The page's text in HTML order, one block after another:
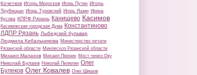
Кочетков Игорь Морозов Игорь Путин Игорь
Трубицын Игорь Туровский Игорь Яшин Ирина
Кусова КПРФ Рязань Канищево Касимов
Касимовская городская Дума Константиново
ЛДПР Рязань Лыбедский бульвар
Людмила Кибальникова Министерство печати
Рязанской области Минлесхоз Рязанской области
Михаил Малахов Михаил Пронин Мост через Оку
Николай Булаев Николай Пилюгин Олег
Булеков Олег Ковалев Олег Шишов